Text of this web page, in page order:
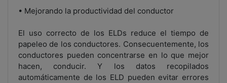
• Mejorando la productividad del conductor
El uso correcto de los ELDs reduce el tiempo de
papeleo de los conductores. Consecuentemente, los
conductores pueden concentrarse en lo que mejor
hacen, conducir. Y los datos recopilados
automáticamente de los ELD pueden evitar errores